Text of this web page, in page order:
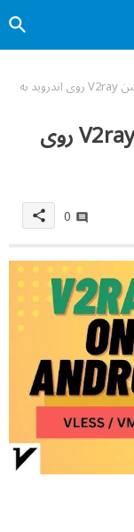
ارتقا کیفیت و سرعت کانکشن V2ray روی اندروید به
ارتقا کیفیت و سرعت کانکشن V2ray روی
0
share